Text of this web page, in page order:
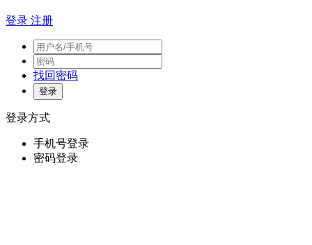
登录 注册
找回密码
登录方式
手机号登录
密码登录